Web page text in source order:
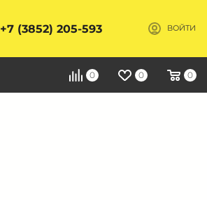
+7 (3852) 205-593 ВОЙТИ
0 0 0